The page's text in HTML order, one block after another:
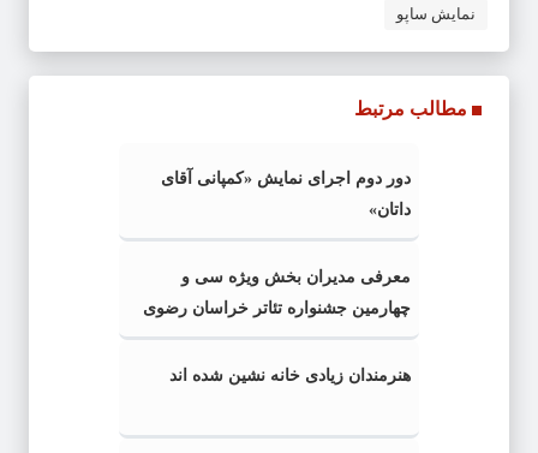
نمایش ساپو
مطالب مرتبط
دور دوم اجرای نمایش «کمپانی آقای
داتان»
معرفی مدیران بخش ویژه سی و
چهارمین جشنواره تئاتر خراسان رضوی
هنرمندان زیادی خانه نشین شده اند